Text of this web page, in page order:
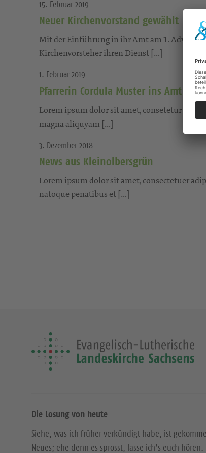
15. Februar 2019
Neuer Kirchenvorstand gewählt
Mit der Einführung in ihr Amt am 1. Advent
Kirchenvorsteher ihren Dienst […]
1. Februar 2019
Pfarrerin Cordula Muster ins Amt
Lorem ipsum dolor sit amet, consetetur
magna aliquyam […]
3. Dezember 2018
News aus Kleinolbersgrün
Lorem ipsum dolor sit amet, consectetuer
natoque penatibus et […]
Die Losung von heute
Siehe, was ich früher verkündigt habe, ist
Neues; ehe denn es sprosst, lasse ich’s euch hören.